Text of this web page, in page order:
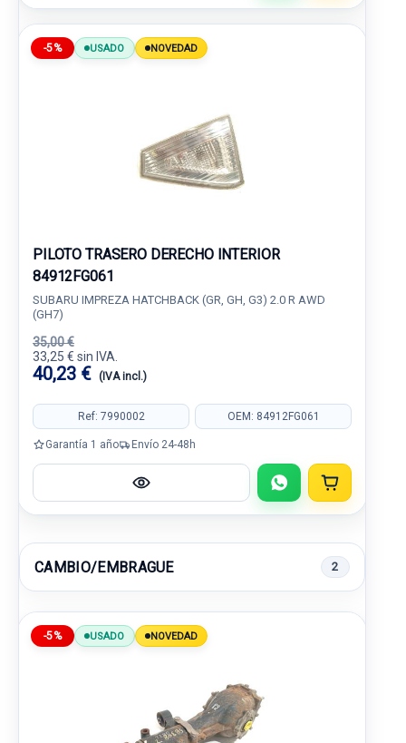
-5% USADO NOVEDAD
PILOTO TRASERO DERECHO INTERIOR
84912FG061
SUBARU IMPREZA HATCHBACK (GR, GH, G3) 2.0 R AWD
(GH7)
35,00 €
33,25 € sin IVA.
40,23 € (IVA incl.)
Ref: 7990002 OEM: 84912FG061
Garantía 1 año Envío 24-48h
CAMBIO/EMBRAGUE 2
-5% USADO NOVEDAD